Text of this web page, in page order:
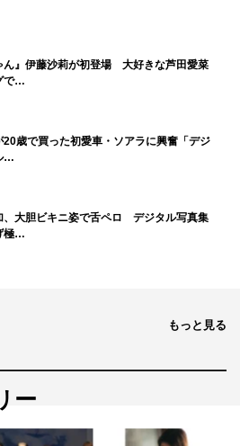
ん』伊藤沙莉が初登場 大好きな芦田愛菜
で…
20歳で買った初愛車・ソアラに興奮「デジ
…
、大胆ビキニ姿で舌ペロ デジタル写真集
極…
もっと見る
ー